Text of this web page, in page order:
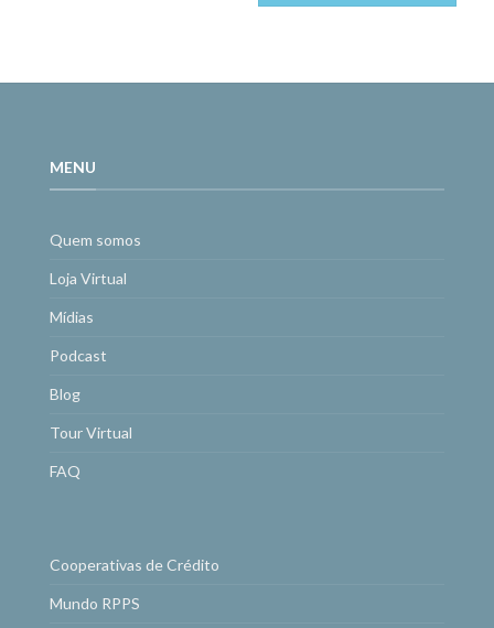
MENU
Quem somos
Loja Virtual
Mídias
Podcast
Blog
Tour Virtual
FAQ
Cooperativas de Crédito
Mundo RPPS